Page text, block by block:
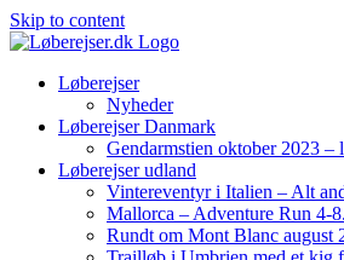
Skip to content
Løberejser
Nyheder
Løberejser Danmark
Gendarmstien oktober 2023 –
Løberejser udland
Vintereventyr i Italien – Alt
Mallorca – Adventure Run 4-
Rundt om Mont Blanc august